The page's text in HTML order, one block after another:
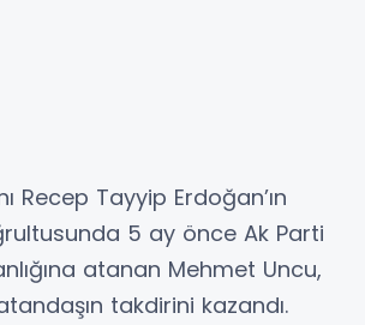
Recep Tayyip Erdoğan’ın
5 ay önce Ak Parti
atanan Mehmet Uncu,
takdirini kazandı.